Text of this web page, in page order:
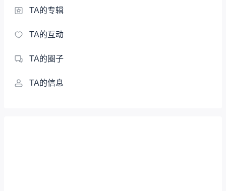
TA的专辑
TA的互动
TA的圈子
TA的信息